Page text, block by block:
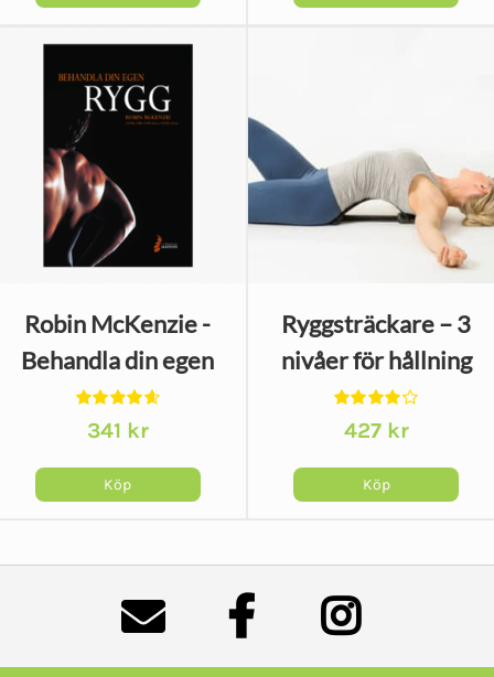
Robin McKenzie -
Behandla din egen
rygg
Betygsatt
4.63av 5
341 kr
Köp
Ryggsträckare – 3
nivåer för hållning
och stretching
Betygsatt
4.20av 5
427 kr
Köp